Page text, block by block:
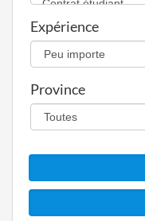
Expérience
Province